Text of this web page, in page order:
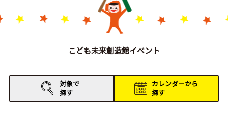
Gがくえん
お知らせ
イベントレポート
こども未来創造館イベント
対象で
探す
カレンダーから
探す